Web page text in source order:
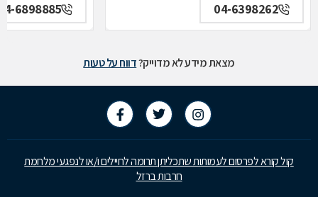
04-6398262
6898885
מצאת מידע לא מדוייק?דווח על טעות
קול קורא לפרסום לעמותות שתכליתן תרומה לחיילים ו/או לנפגעי מלחמת
חרבות ברזל